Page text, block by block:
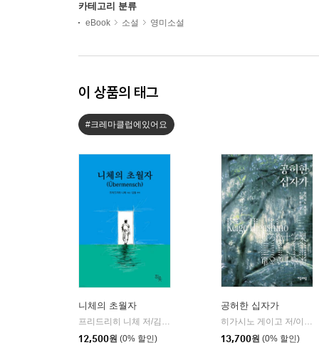
카테고리 분류
eBook 소설 영미소설
이 상품의 태그
#크레마클럽에있어요
니체의 초월자
프리드리히 니체 저/김철 편역
12,500원 (0% 할인)
공허한 십자가
히가시노 게이고 저/이선희 역
13,700원 (0% 할인)